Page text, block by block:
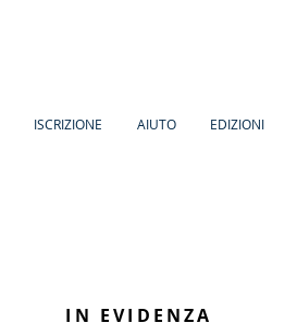
ISCRIZIONE AIUTO EDIZIONI
IN EVIDENZA